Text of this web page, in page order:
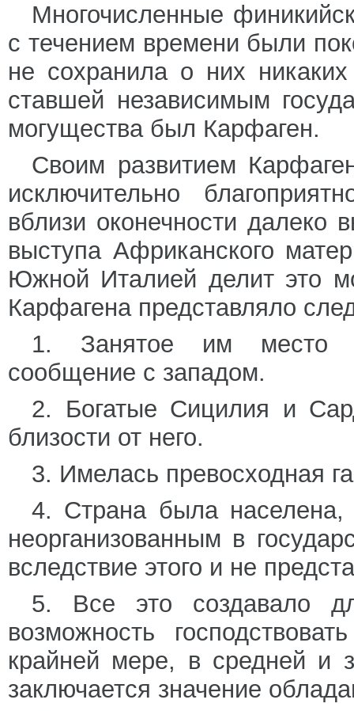
Многочисленные
с течением времени были
не сохранила о них
ставшей независимым
могущества был Карфаген.
Своим развитием
исключительно
вблизи оконечности далеко
выступа Африканского
Южной Италией делит это
Карфагена представляло
1. Занятое им место
сообщение с западом.
2. Богатые Сицилия и
близости от него.
3. Имелась превосходная
4. Страна была
неорганизованным в
вследствие этого и не
5. Все это создавало
возможность
крайней мере, в средней и
заключается значение